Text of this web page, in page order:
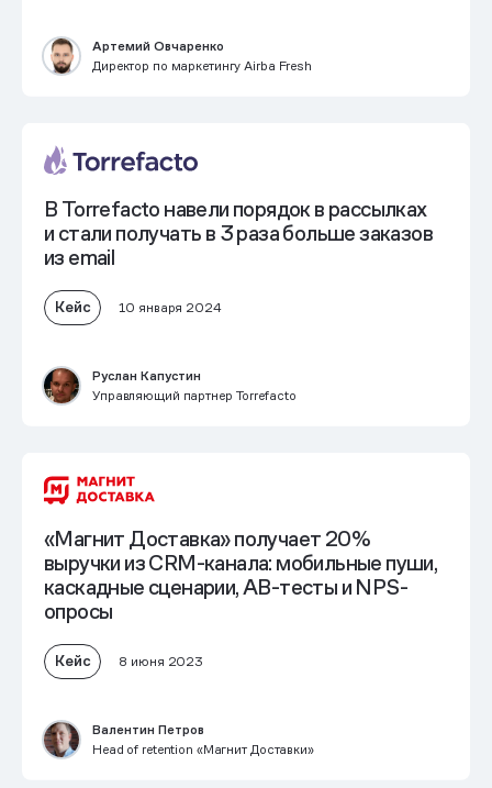
Артемий Овчаренко
Директор по маркетингу Airba Fresh
В Torrefacto навели порядок в рассылках
и стали получать в 3 раза больше заказов
из email
Кейс 10 января 2024
Руслан Капустин
Управляющий партнер Torrefacto
«Магнит Доставка» получает 20%
выручки из CRM-канала: мобильные пуши,
каскадные сценарии, AB-тесты и NPS-
опросы
Кейс 8 июня 2023
Валентин Петров
Head of retention «Магнит Доставки»